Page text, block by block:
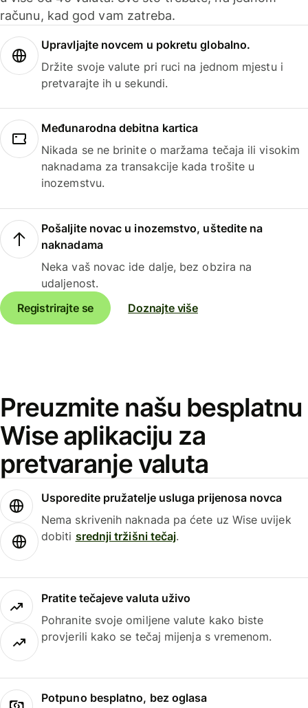
računu, kad god vam zatreba.
Upravljajte novcem u pokretu globalno.
Držite svoje valute pri ruci na jednom mjestu i
pretvarajte ih u sekundi.
Međunarodna debitna kartica
Nikada se ne brinite o maržama tečaja ili visokim
naknadama za transakcije kada trošite u
inozemstvu.
Pošaljite novac u inozemstvo, uštedite na
naknadama
Neka vaš novac ide dalje, bez obzira na
udaljenost.
Registrirajte se
Doznajte više
Preuzmite našu besplatnu
Wise aplikaciju za
pretvaranje valuta
Usporedite pružatelje usluga prijenosa novca
Nema skrivenih naknada pa ćete uz Wise uvijek
dobiti srednji tržišni tečaj.
Pratite tečajeve valuta uživo
Pohranite svoje omiljene valute kako biste
provjerili kako se tečaj mijenja s vremenom.
Potpuno besplatno, bez oglasa